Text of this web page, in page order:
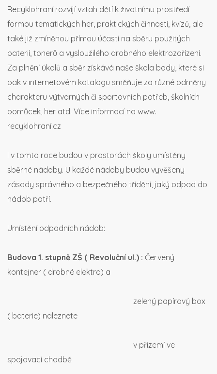
Recyklohraní rozvíjí vztah dětí k životnímu prostředí
formou tematických her, praktických činností, kvízů, ale
také již zmíněnou přímou účastí na sběru použitých
baterií, tonerů a vysloužilého drobného elektrozařízení.
Za plnění úkolů a sběr získává naše škola body, které si
pak v internetovém katalogu směňuje za různé odměny
charakteru výtvarných či sportovních potřeb, školních
pomůcek, her atd. Více informací na www.
recyklohraní.cz
I v tomto roce budou v prostorách školy umístěny
sběrné nádoby. U každé nádoby budou vyvěšeny
zásady správného a bezpečného třídění, jaký odpad do
nádob patří.
Umístění odpadních nádob:
Budova 1. stupně ZŠ ( Revoluční ul.) : Červený
kontejner ( drobné elektro) a
zelený papírový box
( baterie) naleznete
v přízemí ve
spojovací chodbě